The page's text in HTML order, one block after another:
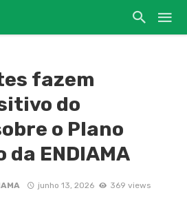
fazem
do
o Plano
ENDIAMA
junho 13, 2026 369 views